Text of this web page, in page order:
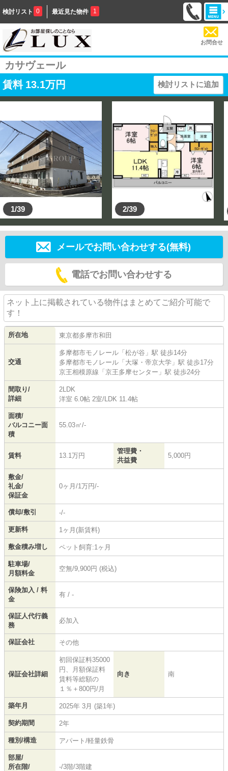
検討リスト 0 最近見た物件 1
お問合せ
カサヴェール
賃料 13.1万円 検討リストに追加
1/39 2/39
メールでお問い合わせする(無料)
電話でお問い合わせする
ネット上に掲載されている物件はまとめてご紹介可能で
す！
所在地 東京都多摩市和田
交通
多摩都市モノレール 「松が谷 」駅 徒歩14分
多摩都市モノレール 「大塚・帝京大学 」駅 徒歩17分
京王相模原線 「京王多摩センター 」駅 徒歩24分
間取り/
詳細
2LDK
洋室 6.0帖 2室/LDK 11.4帖
面積/
バルコニー面
積
55.03㎡/-
賃料 13.1万円
管理費・
共益費
5,000円
敷金/
礼金/
保証金
0ヶ月/1万円/-
償却/敷引 -/-
更新料 1ヶ月(新賃料)
敷金積み増し ペット飼育:1ヶ月
駐車場/
月額料金
空無/9,900円 (税込)
保険加入 / 料
金
有 / -
保証人代行義
務
必加入
保証会社 その他
保証会社詳細
初回保証料35000
円、月額保証料
賃料等総額の
１％＋800円/月
向き 南
築年月 2025年 3月 (築1年)
契約期間 2年
種別/構造 アパート/軽量鉄骨
部屋/
所在階/
-/3階/3階建